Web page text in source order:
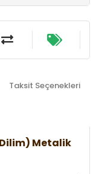
Taksit Seçenekleri
Metalik